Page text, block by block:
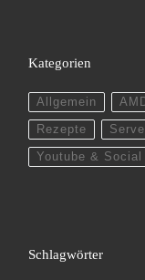
Kategorien
Allgemein
Rezepte
Youtube & Social
Schlagwörter